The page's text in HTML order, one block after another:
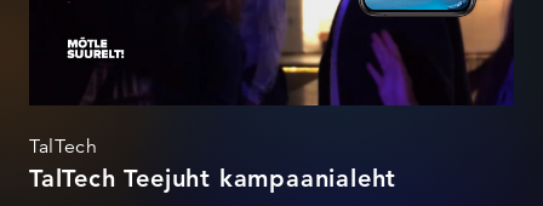
TalTech
TalTech Teejuht kampaanialeht